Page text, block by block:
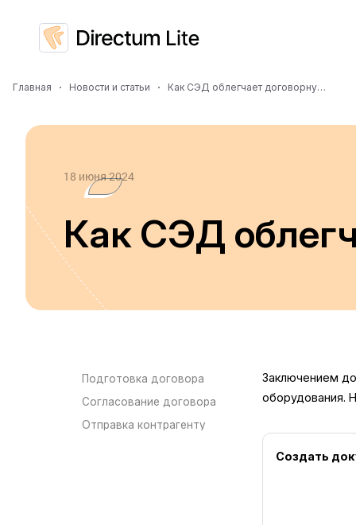
Главная Новости и статьи Как СЭД облегчает договорную работу
18 июня 2024
Как СЭД
Подготовка договора
Согласование договора
Отправка контрагенту
Заключением
оборудования.
Создать